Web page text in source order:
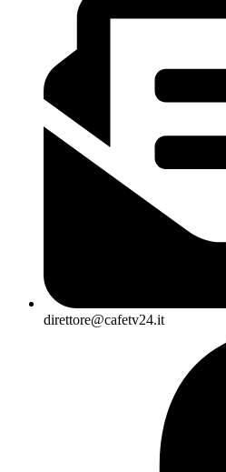
direttore@cafetv24.it